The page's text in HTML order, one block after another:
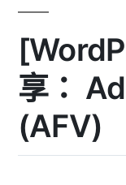
享：
(AFV)